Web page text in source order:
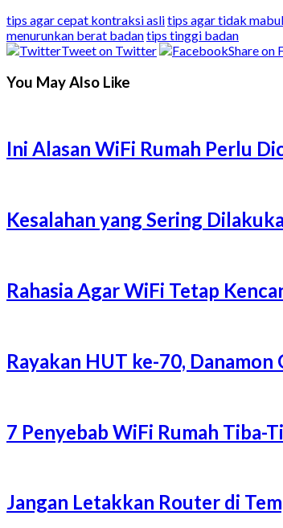
tips agar cepat kontraksi aslitips agar tidak
menurunkan berat badantips tinggi badan
Tweet on Twitter
Share on
You May Also Like
Ini Alasan WiFi Rumah Perlu
Kesalahan yang Sering
Rahasia Agar WiFi Tetap
Rayakan HUT ke-70,
7 Penyebab WiFi Rumah Tiba-
Jangan Letakkan Router di